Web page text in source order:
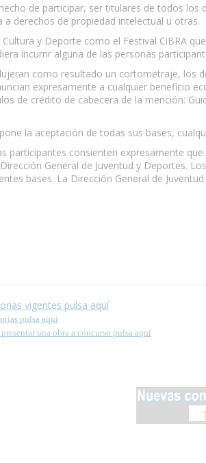
de participar, ser titulares de todos
derechos de propiedad intelectual u otras.
y Deporte como el Festival CiBRA
incurrir alguna de las personas
como resultado un cortometraje, los
expresamente a cualquier beneficio
de crédito de cabecera de la mención:
la aceptación de todas sus bases,
participantes consienten expresamente
General de Juventud y Deportes.
bases. La Dirección General de
vigentes pulsa aquí
pulsa aquí
una obra a concurso pulsa aquí